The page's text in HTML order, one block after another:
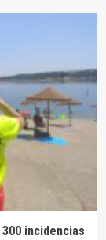
incidencias